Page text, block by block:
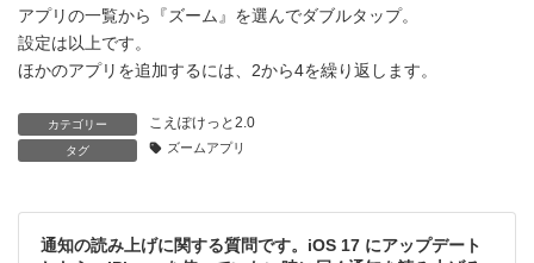
アプリの一覧から『ズーム』を選んでダブルタップ。
設定は以上です。
ほかのアプリを追加するには、2から4を繰り返します。
カテゴリー こえぽけっと2.0
タグ ズームアプリ
通知の読み上げに関する質問です。iOS 17 にアップデート